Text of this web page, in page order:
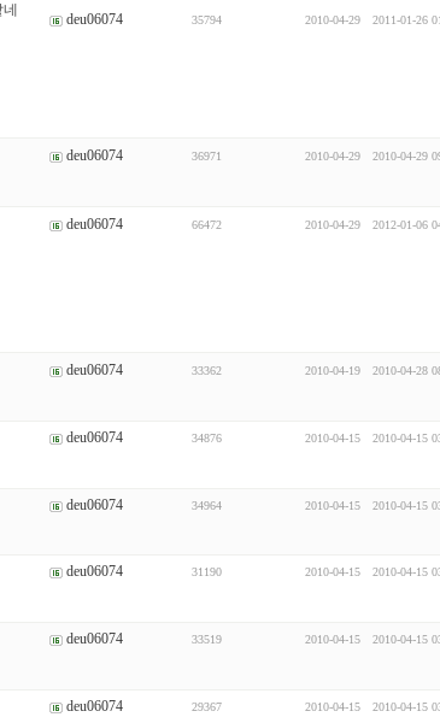
deu06074 35794 2010-04-29 2011-01-26
deu06074 36971 2010-04-29 2010-04-29
deu06074 66472 2010-04-29 2012-01-06
deu06074 33362 2010-04-19 2010-04-28
deu06074 34876 2010-04-15 2010-04-15
deu06074 34964 2010-04-15 2010-04-15
deu06074 31190 2010-04-15 2010-04-15
deu06074 33519 2010-04-15 2010-04-15
deu06074 29367 2010-04-15 2010-04-15